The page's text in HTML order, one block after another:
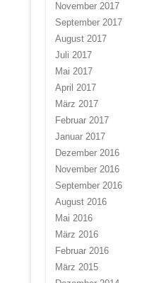
November 2017
September 2017
August 2017
Juli 2017
Mai 2017
April 2017
März 2017
Februar 2017
Januar 2017
Dezember 2016
November 2016
September 2016
August 2016
Mai 2016
März 2016
Februar 2016
März 2015